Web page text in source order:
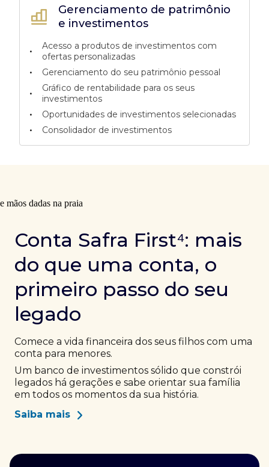
Gerenciamento de patrimônio
e investimentos
•
Acesso a produtos de investimentos com
ofertas personalizadas
• Gerenciamento do seu patrimônio pessoal
•
Gráfico de rentabilidade para os seus
investimentos
• Oportunidades de investimentos selecionadas
• Consolidador de investimentos
Conta Safra First⁴: mais
do que uma conta, o
primeiro passo do seu
legado
Comece a vida financeira dos seus filhos com uma
conta para menores.
Um banco de investimentos sólido que constrói
legados há gerações e sabe orientar sua família
em todos os momentos da sua história.
Saiba mais